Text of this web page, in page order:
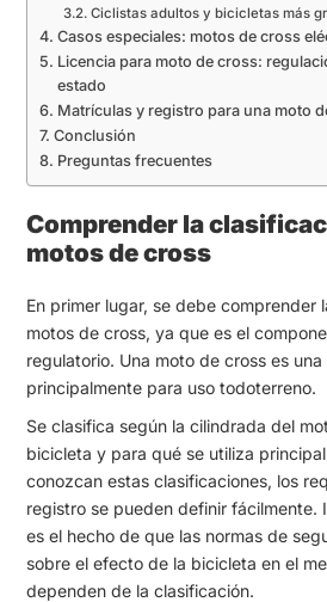
Ciclistas adultos y bicicletas más
Casos especiales: motos de cross
Licencia para moto de cross:
estado
Matrículas y registro para una moto
Conclusión
Preguntas frecuentes
Comprender la
motos de cross
En primer lugar, se debe comprender
motos de cross, ya que es el
regulatorio. Una moto de cross es
principalmente para uso todoterreno.
Se clasifica según la cilindrada del
bicicleta y para qué se utiliza
conozcan estas clasificaciones, los
registro se pueden definir fácilmente.
es el hecho de que las normas de
sobre el efecto de la bicicleta en el
dependen de la clasificación.